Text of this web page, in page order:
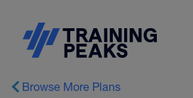
Browse More Plans